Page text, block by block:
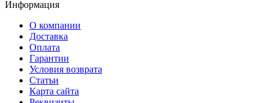
Информация
О компании
Доставка
Оплата
Гарантии
Условия возврата
Статьи
Карта сайта